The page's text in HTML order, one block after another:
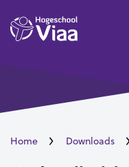
Home Downloads